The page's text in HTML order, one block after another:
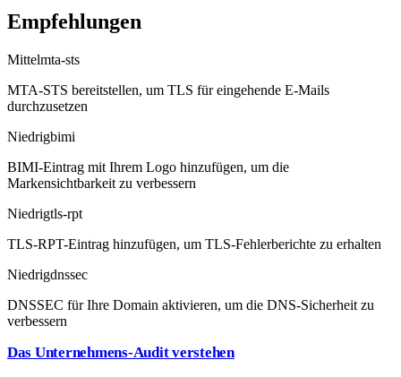
Empfehlungen
Mittelmta-sts
MTA-STS bereitstellen, um TLS für eingehende E-Mails
durchzusetzen
Niedrigbimi
BIMI-Eintrag mit Ihrem Logo hinzufügen, um die
Markensichtbarkeit zu verbessern
Niedrigtls-rpt
TLS-RPT-Eintrag hinzufügen, um TLS-Fehlerberichte zu erhalten
Niedrigdnssec
DNSSEC für Ihre Domain aktivieren, um die DNS-Sicherheit zu
verbessern
Das Unternehmens-Audit verstehen